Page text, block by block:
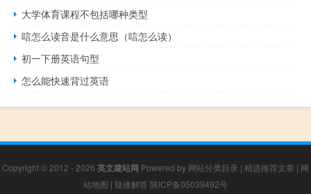
大学体育课程不包括哪种类型
唁怎么读音是什么意思（唁怎么读）
初一下册英语句型
怎么能快速背过英语
Copyright © 2012 - 2026 英文建站网 Powered by 网站分类目录 | 精选推荐文章 | 网
站地图 | 疑难解答 陕ICP备05039492号